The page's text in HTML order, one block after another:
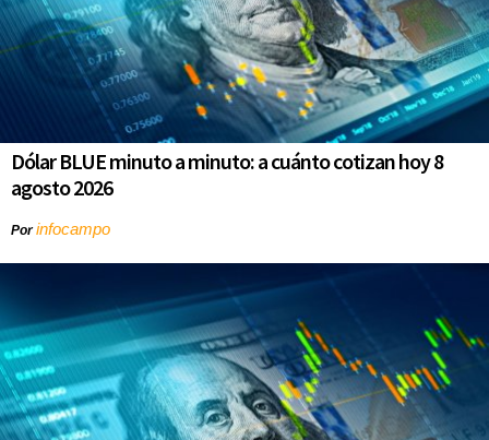
Dólar BLUE minuto a minuto: a cuánto cotizan hoy 8
agosto 2026
Porinfocampo